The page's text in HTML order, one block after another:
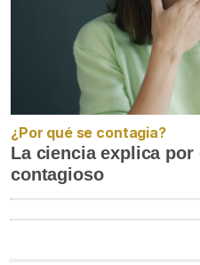
¿Por qué se contagia?
La ciencia explica por
contagioso